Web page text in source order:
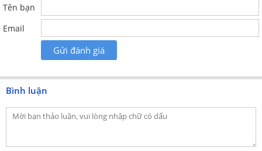
Hồng Bassic cotton BC23085
Bộ sản phẩm chăn ga gối Sông Hồng Bassic
cotton BC23085 gồm:
Bộ chăn ga gối Sông
cotton BC23085(Ga
chun)
Bộ chăn ga gối Sông
phủ)
Tên bạn
Email
Gửi đánh giá
Bình luận